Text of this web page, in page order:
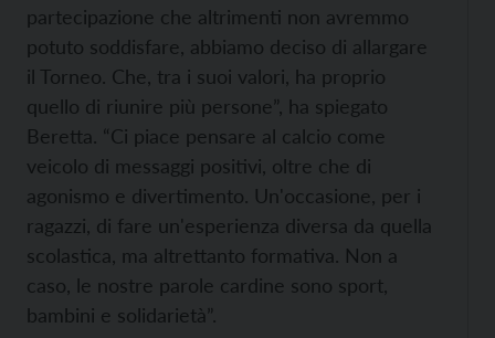
partecipazione che altrimenti non avremmo
potuto soddisfare, abbiamo deciso di allargare
il Torneo. Che, tra i suoi valori, ha proprio
quello di riunire più persone”, ha spiegato
Beretta. “Ci piace pensare al calcio come
veicolo di messaggi positivi, oltre che di
agonismo e divertimento. Un'occasione, per i
ragazzi, di fare un'esperienza diversa da quella
scolastica, ma altrettanto formativa. Non a
caso, le nostre parole cardine sono sport,
bambini e solidarietà”.